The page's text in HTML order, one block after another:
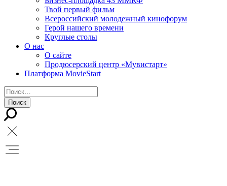
Твой первый фильм
Всероссийский молодежный кинофорум
Герой нашего времени
Круглые столы
О нас
О сайте
Продюсерский центр «Мувистарт»
Платформа MovieStart